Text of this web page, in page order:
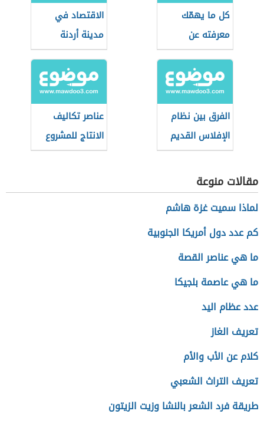
كل ما يهمّك
معرفته عن
العملات الرقمية
المستقرة
الاقتصاد في
مدينة أردنة
الفرق بين نظام
الإفلاس القديم
والجديد السعودي
عناصر تكاليف
الانتاج للمشروع
الصناعي
مقالات منوعة
لماذا سميت غزة هاشم
كم عدد دول أمريكا الجنوبية
ما هي عناصر القصة
ما هي عاصمة بلجيكا
عدد عظام اليد
تعريف الغاز
كلام عن الأب والأم
تعريف التراث الشعبي
طريقة فرد الشعر بالنشا وزيت الزيتون